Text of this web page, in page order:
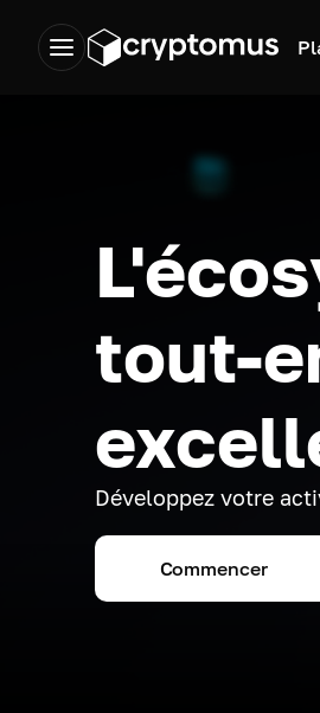
tout-
Développez votre
Commencer